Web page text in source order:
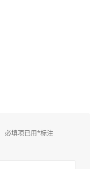
必填项已用*标注